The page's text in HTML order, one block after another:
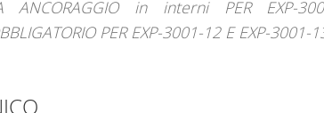
ANCORAGGIO in interni PER EXP-
PER EXP-3001-12 E EXP-3001-